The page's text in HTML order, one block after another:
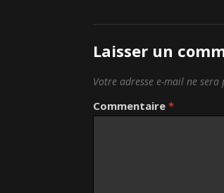
Laisser un
Votre adresse e-mail ne sera
Commentaire *